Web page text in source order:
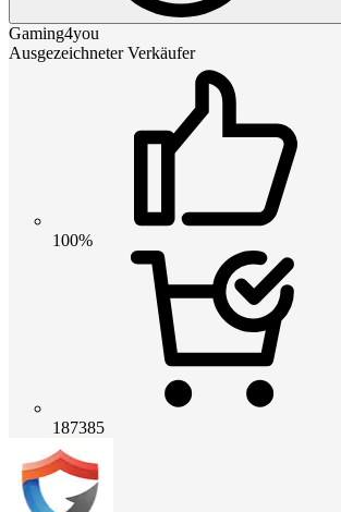
Gaming4you
Ausgezeichneter Verkäufer
100%
187385